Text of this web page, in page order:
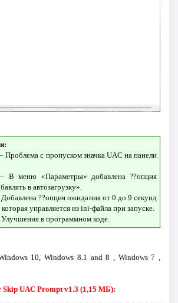
с пропуском значка UAC на панели
меню «Параметры» добавлена ??опция
в автозагрузку».
??опция ожидания от 0 до 9 секунд
управляется из ini-файла при запуске.
в программном коде.
10, Windows 8.1 and 8 , Windows 7 ,
Skip UAC Prompt v1.3 (1,15 МБ):